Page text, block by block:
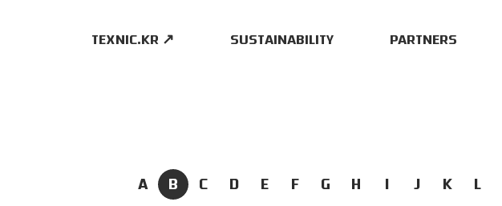
TEXNIC.KR ↗ SUSTAINABILITY PARTNERS
A B C D E F G H J K L